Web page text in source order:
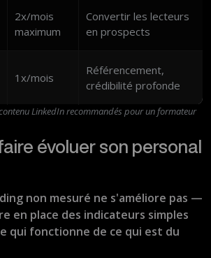
2x/mois
maximum
Convertir les lecteurs
en prospects
1x/mois
Référencement,
crédibilité profonde
LinkedIn recommandés pour un formateur
évoluer son personal
non mesuré ne s'améliore pas —
en place des indicateurs simples
qui fonctionne de ce qui est du